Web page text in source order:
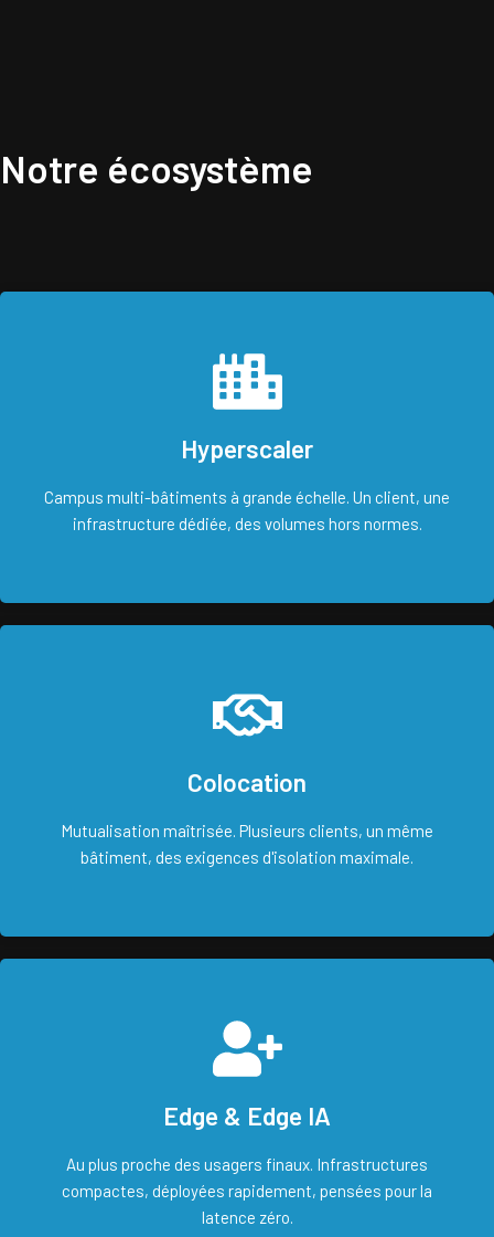
Notre écosystème
Hyperscaler
Campus multi-bâtiments à grande échelle. Un client, une
infrastructure dédiée, des volumes hors normes.
Colocation
Mutualisation maîtrisée. Plusieurs clients, un même
bâtiment, des exigences d'isolation maximale.
Edge & Edge IA
Au plus proche des usagers finaux. Infrastructures
compactes, déployées rapidement, pensées pour la
latence zéro.